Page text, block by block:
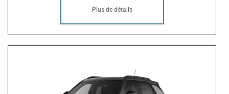
Plus de détails